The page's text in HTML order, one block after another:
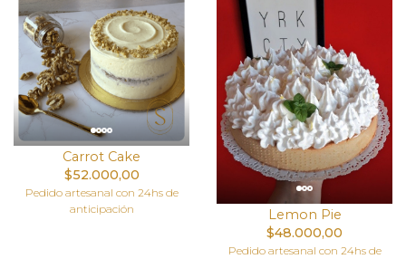
Carrot Cake
$52.000,00
Pedido artesanal con 24hs de
anticipación
Lemon Pie
$48.000,00
Pedido artesanal con 24hs de